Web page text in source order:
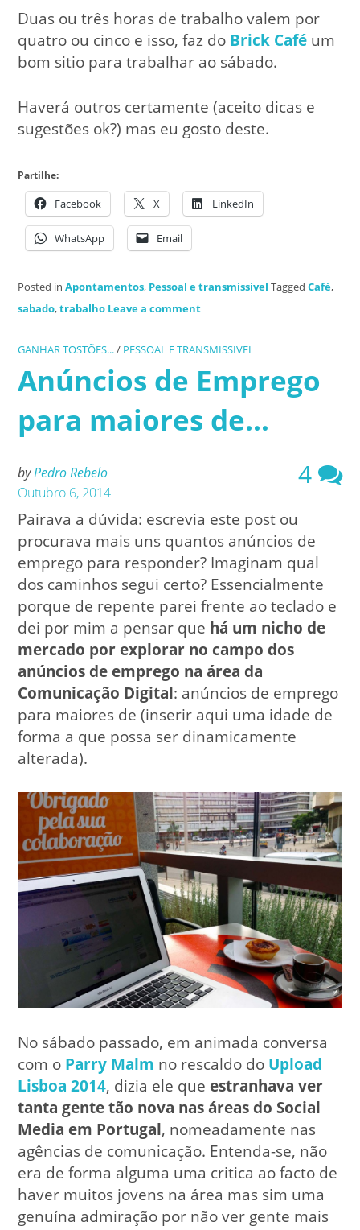
Duas ou três horas de trabalho valem por
quatro ou cinco e isso, faz do Brick Café um
bom sitio para trabalhar ao sábado.
Haverá outros certamente (aceito dicas e
sugestões ok?) mas eu gosto deste.
Partilhe:
Facebook X LinkedIn
WhatsApp Email
Posted inApontamentos, Pessoal e transmissivel TaggedCafé,
sabado,trabalho Leave a comment
GANHAR TOSTÕES.../ PESSOAL E TRANSMISSIVEL
Anúncios de Emprego
para maiores de…
byPedro Rebelo
Outubro 6, 2014
4
Pairava a dúvida: escrevia este post ou
procurava mais uns quantos anúncios de
emprego para responder? Imaginam qual
dos caminhos segui certo? Essencialmente
porque de repente parei frente ao teclado e
dei por mim a pensar que há um nicho de
mercado por explorar no campo dos
anúncios de emprego na área da
Comunicação Digital: anúncios de emprego
para maiores de (inserir aqui uma idade de
forma a que possa ser dinamicamente
alterada).
No sábado passado, em animada conversa
com o Parry Malm no rescaldo do Upload
Lisboa 2014, dizia ele que estranhava ver
tanta gente tão nova nas áreas do Social
Media em Portugal, nomeadamente nas
agências de comunicação. Entenda-se, não
era de forma alguma uma critica ao facto de
haver muitos jovens na área mas sim uma
genuína admiração por não ver gente mais